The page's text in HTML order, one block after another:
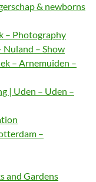
& newborns
– Photography
Nuland – Show
– Arnemuiden –
| Uden – Uden –
–
and Gardens